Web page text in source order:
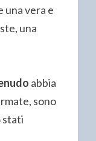
vera e
una
abbia
sono
stati